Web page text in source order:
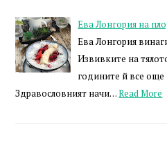
Ева Лонгория на
Ева Лонгория
Извивките на
годините й все
Здравословният начи…Read More